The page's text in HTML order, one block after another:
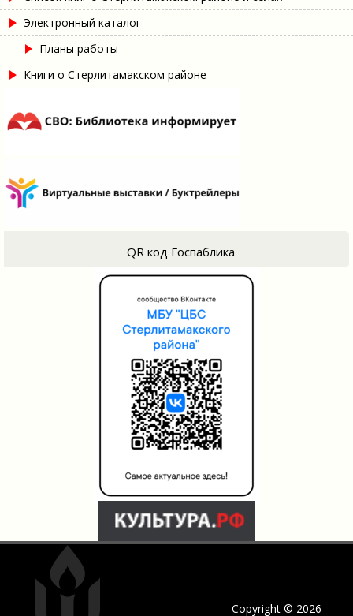
Электронный каталог
Планы работы
Книги о Стерлитамакском районе
QR код Госпаблика
Copyright © 2026